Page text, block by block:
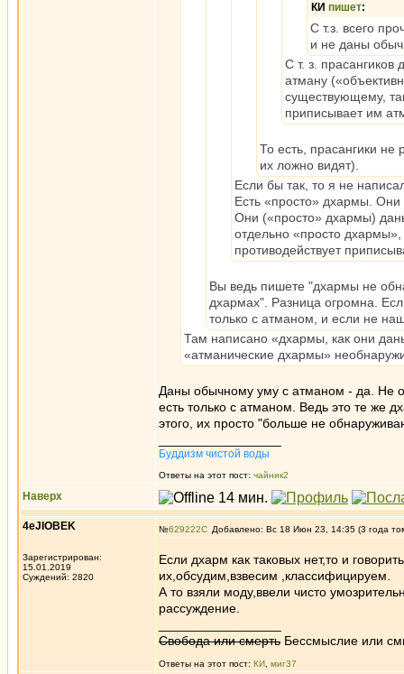
КИ пишет:
С т.з. всего
и не даны
С т. з.
атману
существующему,
приписывает им
То есть, прасангики
их ложно видят).
Если бы так, то я не
Есть «просто» дхармы. Они
Они («просто» дхармы)
отдельно «просто
противодействует
Вы ведь пишете "дхармы не
дхармах". Разница огромна.
только с атманом, и если не
Там написано «дхармы, как они
«атманические дхармы»
Даны обычному уму с атманом - да. Не
есть только с атманом. Ведь это те же
этого, их просто "больше не
Буддизм чистой воды
Ответы на этот пост: чайник2
Наверх
4eJIOBEK
Зарегистрирован:
15.01.2019
Суждений: 2820
№629222 Добавлено: Вс 18 Июн 23, 14:35 (3 года
Если дхарм как таковых нет,то и
их,обсудим,взвесим ,классифицируем.
А то взяли моду,ввели чисто
рассуждение.
Свобода или смерть Бессмыслие или
Ответы на этот пост: КИ миг37